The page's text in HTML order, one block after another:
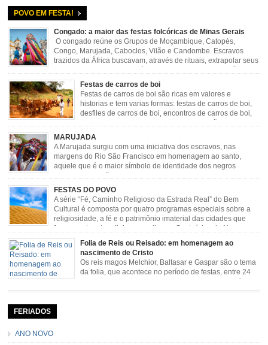
POVO EM FESTA!
Congado: a maior das festas folcóricas de Minas Gerais
O congado reúne os Grupos de Moçambique, Catopés,
Congo, Marujada, Caboclos, Vilão e Candombe. Escravos
trazidos da África buscavam, através de rituais, extrapolar seus
sentimentos e culto a sua fé. O Congado nasceu da fusão
destes ritos com a religião católica, imposta aos negros pela Igreja, surgindo
novas histórias que envolviam, sobretudo, Nossa Senhora do […]
Festas de carros de boi
Festas de carros de boi são ricas em valores e
historias e tem varias formas: festas de carros de boi,
desfiles de carros de boi, encontros de carros de boi,
de boi, carreteada, carreiros, candeeiros, boiadas, carapinas, artesãos,
exposição agropecuária, ou seja é um ponto forte […]
MARUJADA
A Marujada surgiu com uma iniciativa dos escravos, nas
margens do Rio São Francisco em homenagem ao santo,
aquele que é o maior símbolo de identidade dos negros
sendo milagroso e grande protetor de suas causas. o ponto alto da festa de
São Benedito é a Marujada. […]
FESTAS DO POVO
A série “Fé, Caminho Religioso da Estrada Real” do Bem
Cultural é composta por quatro programas especiais sobre a
religiosidade, a fé e o patrimônio imaterial das cidades que
fazem parte rota religiosa que liga os Santuários de Nossa
Senhora da Piedade (MG) e Nossa Senhora da Conceição Aparecida (SP)
pela Estrada Real. Quarto episódio […]
Folia de Reis ou Reisado: em homenagem ao
nascimento de Cristo
Os reis magos Melchior, Baltasar e Gaspar são o tema
da folia, que acontece no período de festas, entre 24
de dezembro e 06 de janeiro. Durante a festa, o líder e
seu contramestre lideram a música e o canto do grupo, passando pela
FERIADOS
ANO NOVO